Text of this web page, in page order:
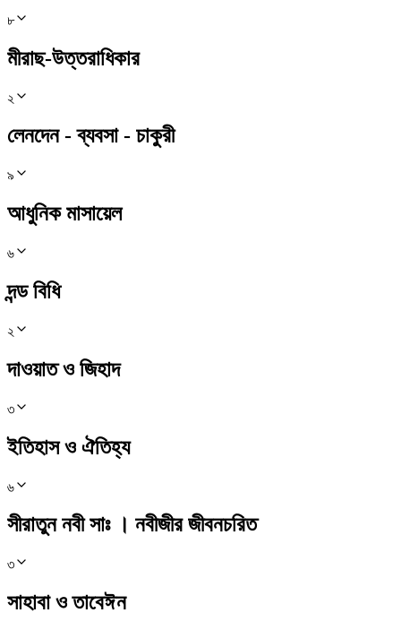
৮
মীরাছ-উত্তরাধিকার
২
লেনদেন - ব্যবসা - চাকুরী
৯
আধুনিক মাসায়েল
৬
দন্ড বিধি
২
দাওয়াত ও জিহাদ
৩
ইতিহাস ও ঐতিহ্য
৬
সীরাতুন নবী সাঃ । নবীজীর জীবনচরিত
৩
সাহাবা ও তাবেঈন